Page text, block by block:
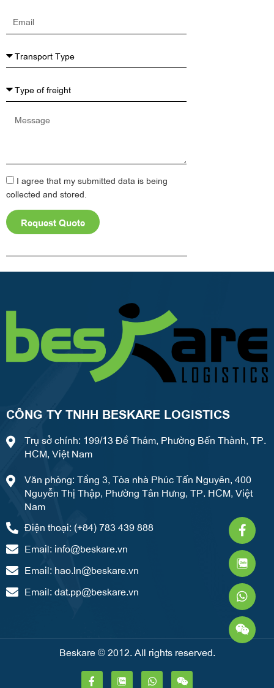
Message
I agree that my submitted data is being
collected and stored.
Request Quote
f
CÔNG TY TNHH BESKARE LOGISTICS
Trụ sở chính: 199/13 Đề Thám, Phường Bến Thành, TP.
HCM, Việt Nam
Văn phòng: Tầng 3, Tòa nhà Phúc Tấn Nguyên, 400
Nguyễn Thị Thập, Phường Tân Hưng, TP. HCM, Việt
Nam
Điện thoại: (+84) 783 439 888
Email: info@beskare.vn
Email: hao.ln@beskare.vn
Email: dat.pp@beskare.vn
Beskare © 2012. All rights reserved.
F
a
W
h
W
e